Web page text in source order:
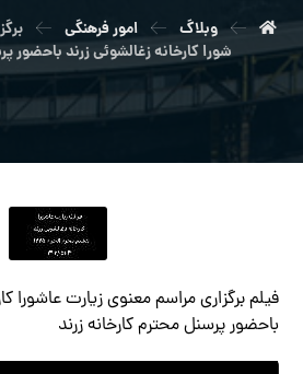
وبلاگ امور فرهنگی
شورا کارخانه زغالشوئی زرند باحضور
فيلم برگزاری مراسم معنوی زیارت عاشورا
باحضور پرسنل محترم کارخانه زرند